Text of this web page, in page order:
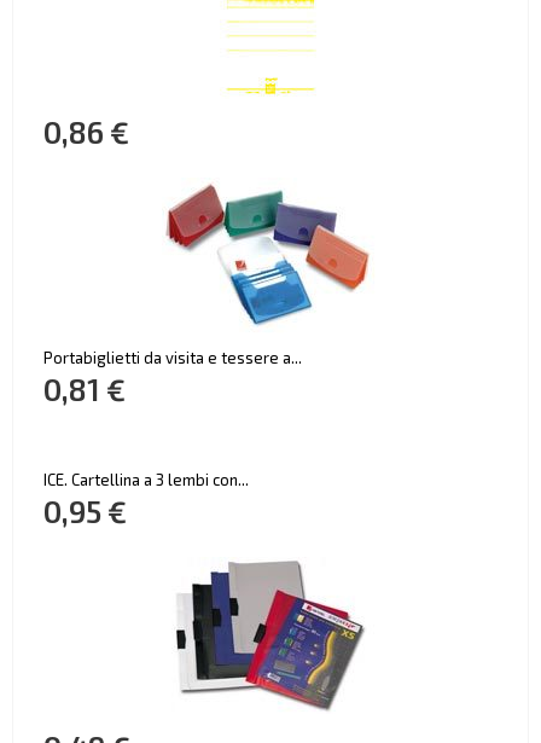
0,86 €
Portabiglietti da visita e tessere a...
0,81 €
ICE. Cartellina a 3 lembi con...
0,95 €